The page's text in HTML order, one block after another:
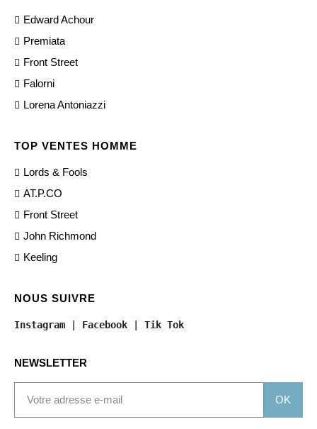
Edward Achour
Premiata
Front Street
Falorni
Lorena Antoniazzi
TOP VENTES HOMME
Lords & Fools
AT.P.CO
Front Street
John Richmond
Keeling
NOUS SUIVRE
Instagram | Facebook | Tik Tok
NEWSLETTER
OK